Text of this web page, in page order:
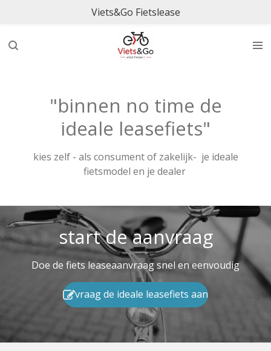
naar
Viets&Go Fietslease
"binnen no time de
ideale leasefiets"
kies zelf - als consument of zakelijk- je ideale
fietsmodel en je dealer
start de aanvraag
Doe de fiets leaseaanvraag snel en eenvoudig
vraag de ideale leasefiets aan